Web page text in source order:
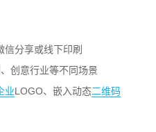
分享或线下印刷
创意行业等不同场景
业LOGO、嵌入动态二维码